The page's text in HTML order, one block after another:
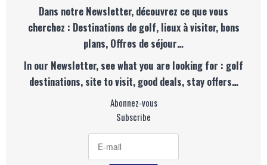
Dans notre Newsletter, découvrez ce que vous
cherchez : Destinations de golf, lieux à visiter, bons
plans, Offres de séjour…
In our Newsletter, see what you are looking for : golf
destinations, site to visit, good deals, stay offers…
Abonnez-vous
Subscribe